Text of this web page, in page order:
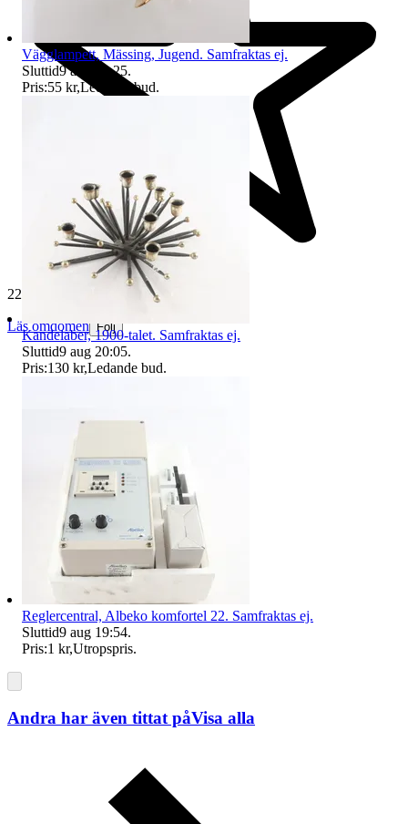
229 444 omdömen
Läs omdömen Följ
Vägglampett, Mässing, Jugend. Samfraktas ej.
Sluttid9 aug 19:25.
Pris:55 kr,Ledande bud.
Kandelaber, 1900-talet. Samfraktas ej.
Sluttid9 aug 20:05.
Pris:130 kr,Ledande bud.
Reglercentral, Albeko komfortel 22. Samfraktas ej.
Sluttid9 aug 19:54.
Pris:1 kr,Utropspris.
Andra har även tittat påVisa alla